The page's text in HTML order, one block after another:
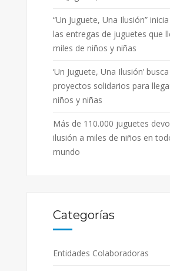
“Un Juguete, Una Ilusión”
las entregas de juguetes que
miles de niños y niñas
‘Un Juguete, Una Ilusión’
proyectos solidarios para
niños y niñas
Más de 110.000 juguetes
ilusión a miles de niños en
mundo
Categorías
Entidades Colaboradoras